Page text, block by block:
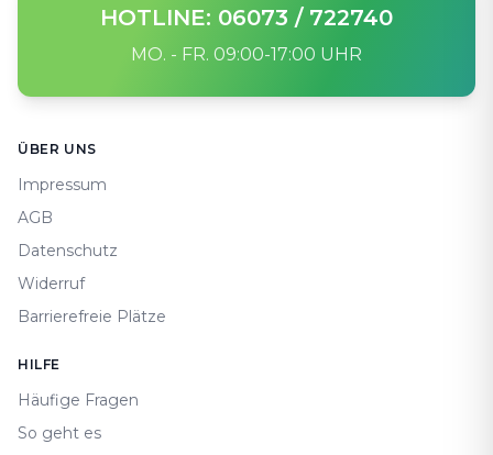
HOTLINE: 06073 / 722740
MO. - FR. 09:00-17:00 UHR
ÜBER UNS
Impressum
AGB
Datenschutz
Widerruf
Barrierefreie Plätze
HILFE
Häufige Fragen
So geht es